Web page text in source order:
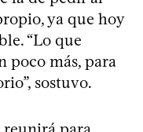
ya que hoy
“Lo que
poco más, para
sostuvo.